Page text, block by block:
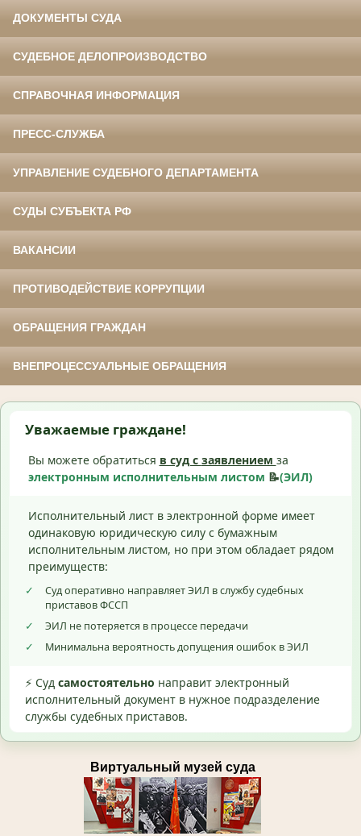
ДОКУМЕНТЫ СУДА
СУДЕБНОЕ ДЕЛОПРОИЗВОДСТВО
СПРАВОЧНАЯ ИНФОРМАЦИЯ
ПРЕСС-СЛУЖБА
УПРАВЛЕНИЕ СУДЕБНОГО ДЕПАРТАМЕНТА
СУДЫ СУБЪЕКТА РФ
ВАКАНСИИ
ПРОТИВОДЕЙСТВИЕ КОРРУПЦИИ
ОБРАЩЕНИЯ ГРАЖДАН
ВНЕПРОЦЕССУАЛЬНЫЕ ОБРАЩЕНИЯ
Уважаемые граждане!
Вы можете обратиться в суд с заявлением за
электронным исполнительным листом 📝(ЭИЛ)
Исполнительный лист в электронной форме имеет
одинаковую юридическую силу с бумажным
исполнительным листом, но при этом обладает рядом
преимуществ:
✓
Суд оперативно направляет ЭИЛ в службу судебных
приставов ФССП
✓
ЭИЛ не потеряется в процессе передачи
✓
Минимальна вероятность допущения ошибок в ЭИЛ
⚡ Суд самостоятельно направит электронный
исполнительный документ в нужное подразделение
службы судебных приставов.
Виртуальный музей суда